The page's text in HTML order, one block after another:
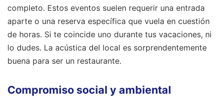
completo. Estos eventos suelen requerir una entrada
aparte o una reserva específica que vuela en cuestión
de horas. Si te coincide uno durante tus vacaciones, ni
lo dudes. La acústica del local es sorprendentemente
buena para ser un restaurante.
Compromiso social y ambiental